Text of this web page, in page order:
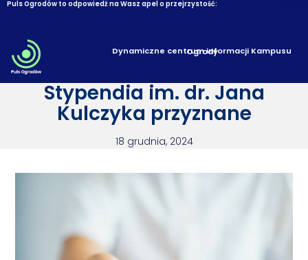
Puls Ogrodów to odpowiedź na Wasz apel o przejrzystość:
Dynamiczne centrum informacji Kampusu Ogrody
Stypendia im. dr. Jana
Kulczyka przyznane
18 grudnia, 2024